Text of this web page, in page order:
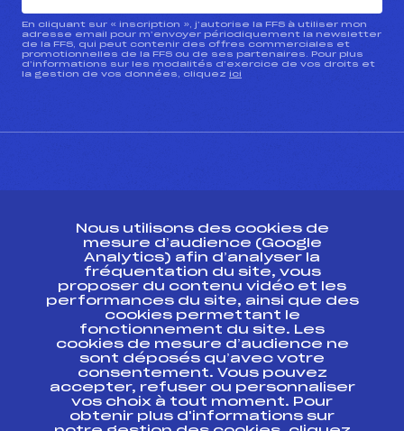
En cliquant sur « inscription », j’autorise la FFS à utiliser mon
adresse email pour m’envoyer périodiquement la newsletter
de la FFS, qui peut contenir des offres commerciales et
promotionnelles de la FFS ou de ses partenaires. Pour plus
d’informations sur les modalités d’exercice de vos droits et
la gestion de vos données, cliquez ici
ESPACE PRESSE
Ressources
Pass’Neige
Projet sportif fédéral
Projet de performance fédéral
Antidopage
Pôle Développement, Formation, Suivi
Scientifique
Listes ministérielles
Nous utilisons des cookies de
mesure d’audience (Google
Analytics) afin d’analyser la
fréquentation du site, vous
proposer du contenu vidéo et les
performances du site, ainsi que des
cookies permettant le
fonctionnement du site. Les
cookies de mesure d’audience ne
sont déposés qu’avec votre
consentement. Vous pouvez
accepter, refuser ou personnaliser
vos choix à tout moment. Pour
obtenir plus d'informations sur